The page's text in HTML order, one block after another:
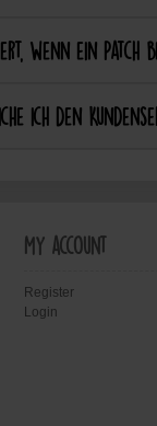
wenn ein Patch
ich den
My account
Register
Login